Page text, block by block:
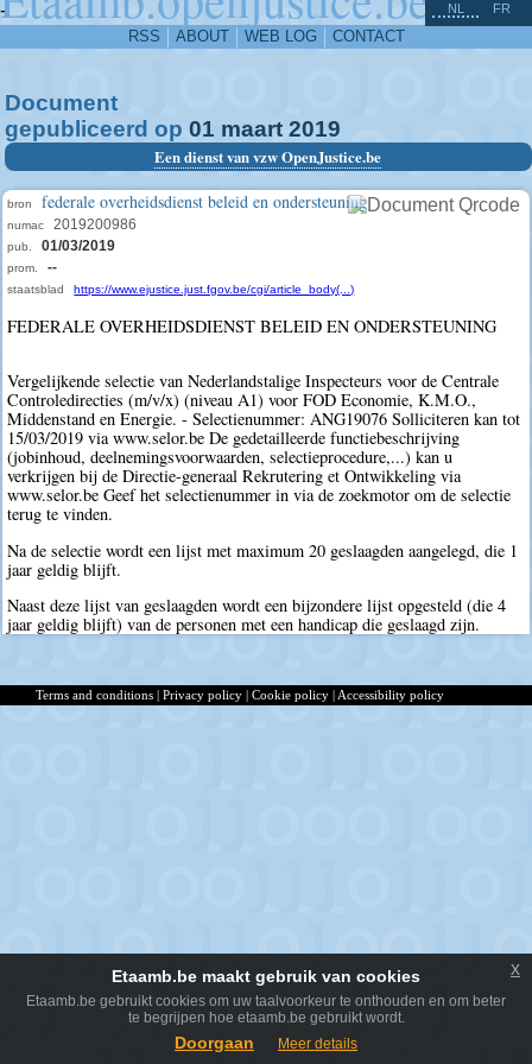
-
RSS ABOUT WEB LOG CONTACT
NL FR
Document
gepubliceerd op 01 maart 2019
Een dienst van vzw OpenJustice.be
bron federale overheidsdienst beleid en ondersteuning
numac 2019200986
pub. 01/03/2019
prom. --
staatsblad https://www.ejustice.just.fgov.be/cgi/article_body(...)
FEDERALE OVERHEIDSDIENST BELEID EN ONDERSTEUNING
Vergelijkende selectie van Nederlandstalige Inspecteurs voor de Centrale
Controledirecties (m/v/x) (niveau A1) voor FOD Economie, K.M.O.,
Middenstand en Energie. - Selectienummer: ANG19076 Solliciteren kan tot
15/03/2019 via www.selor.be De gedetailleerde functiebeschrijving
(jobinhoud, deelnemingsvoorwaarden, selectieprocedure,...) kan u
verkrijgen bij de Directie-generaal Rekrutering et Ontwikkeling via
www.selor.be Geef het selectienummer in via de zoekmotor om de selectie
terug te vinden.
Na de selectie wordt een lijst met maximum 20 geslaagden aangelegd, die 1
jaar geldig blijft.
Naast deze lijst van geslaagden wordt een bijzondere lijst opgesteld (die 4
jaar geldig blijft) van de personen met een handicap die geslaagd zijn.
^
Terms and conditions | Privacy policy | Cookie policy | Accessibility policy
Etaamb.be maakt gebruik van cookies
Etaamb.be gebruikt cookies om uw taalvoorkeur te onthouden en om beter
te begrijpen hoe etaamb.be gebruikt wordt.
Doorgaan Meer details
x